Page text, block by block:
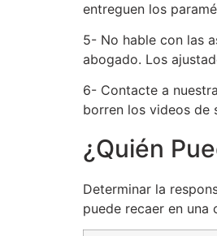
entreguen los
5- No hable con las
abogado. Los
6- Contacte a
borren los videos de
¿Quién
Determinar la
puede recaer en